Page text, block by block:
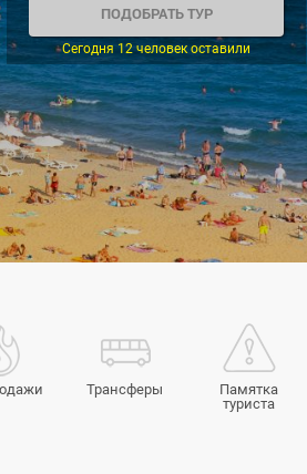
Сегодня 12 человек оставили
Трансферы
Памятка
туриста